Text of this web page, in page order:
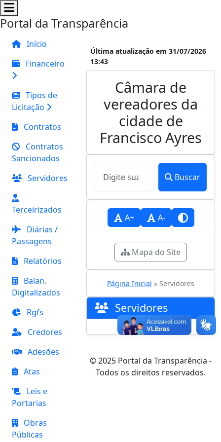
Portal da Transparência
Início
Financeiro
Tipos de
Licitação
Contratos
Contratos
Sancionados
Servidores
Terceirizados
Diárias /
Passagens
Relatórios
Balan.
Digitalizados
Rgfs
Credores
Adesões
Atas
Leis e
Portarias
Obras
Públicas
Última atualização em 31/07/2026
13:43
Câmara de
vereadores da
cidade de
Francisco Ayres
Buscar
A+ A-
Mapa do Site
Página Inicial » Servidores
Servidores
© 2025 Portal da Transparência -
Todos os direitos reservados.